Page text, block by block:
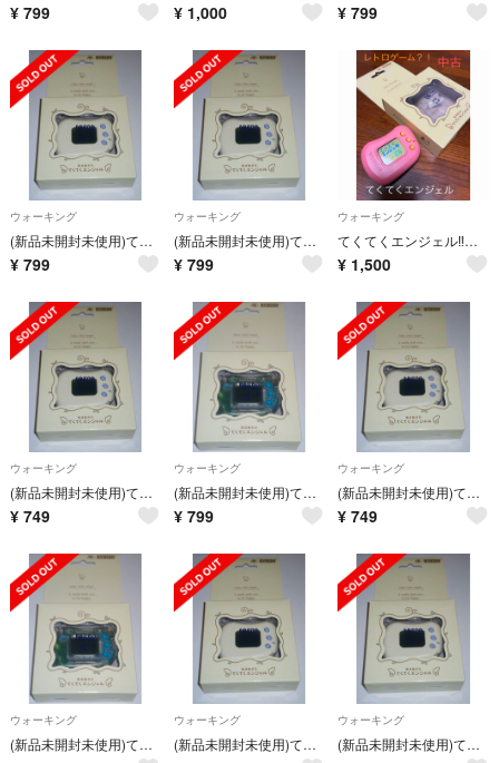
¥ 799 ¥ 1,000 ¥ 799
ウォーキング
(新品未開封未使用)てくてくエンジェル ホワイト ハドソン 万歩計
¥ 799
ウォーキング
(新品未開封未使用)てくてくエンジェル ホワイト ハドソン 万歩計
¥ 799
ウォーキング
てくてくエンジェル‼️中古
¥ 1,500
ウォーキング
(新品未開封未使用)てくてくエンジェル ホワイト ハドソン 万歩計
¥ 749
ウォーキング
(新品未開封未使用)てくてくエンジェル クリア ハドソン 万歩計
¥ 799
ウォーキング
(新品未開封未使用)てくてくエンジェル ホワイト ハドソン 万歩計
¥ 749
ウォーキング
(新品未開封未使用)てくてくエンジェル クリア ハドソン 万歩計
ウォーキング
(新品未開封未使用)てくてくエンジェル ホワイト ハドソン 万歩計
ウォーキング
(新品未開封未使用)てくてくエンジェル ホワイト ハドソン 万歩計